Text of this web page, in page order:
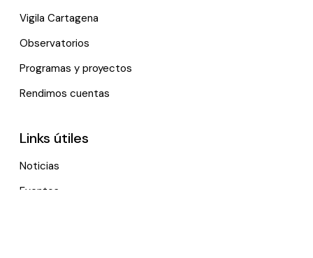
Vigila Cartagena
Observatorios
Programas y proyectos
Rendimos cuentas
Links útiles
Noticias
Eventos